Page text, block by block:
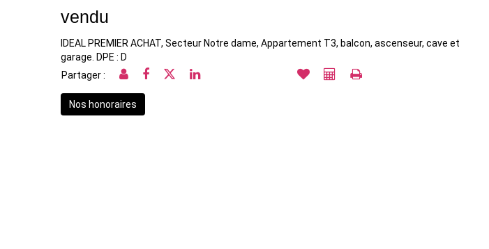
vendu
IDEAL PREMIER ACHAT, Secteur Notre dame, Appartement T3, balcon, ascenseur, cave et
garage. DPE : D
Partager :
Nos honoraires